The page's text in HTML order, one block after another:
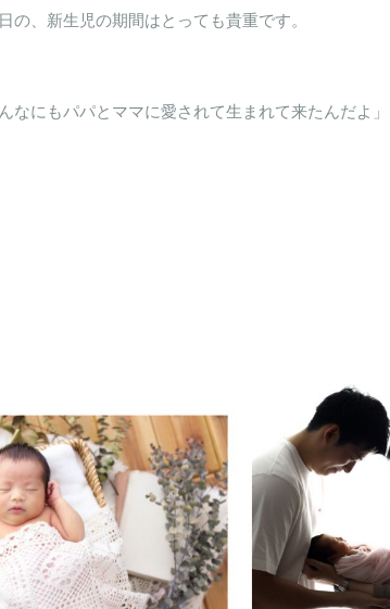
、新生児の期間はとっても貴重です。
にもパパとママに愛されて生まれて来たんだよ